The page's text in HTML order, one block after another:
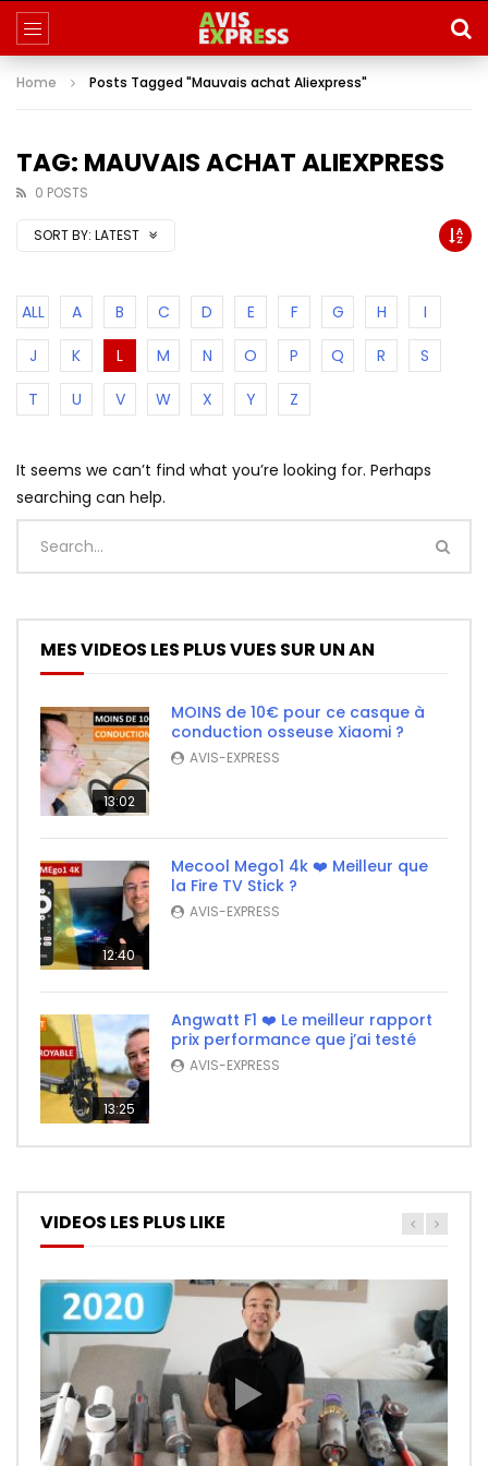
Home Posts Tagged "Mauvais achat Aliexpress"
TAG: MAUVAIS ACHAT ALIEXPRESS
0 POSTS
SORT BY: LATEST
ALL A B C D E F G H
I
J
K L M N O P Q R
S
T
U V W X Y Z
It seems we can’t find what you’re looking for. Perhaps
searching can help.
MES VIDEOS LES PLUS VUES SUR UN AN
13:02
MOINS de 10€ pour ce casque à
conduction osseuse Xiaomi ?
AVIS-EXPRESS
12:40
Mecool Mego1 4k ❤️ Meilleur que
la Fire TV Stick ?
AVIS-EXPRESS
13:25
Angwatt F1 ❤️ Le meilleur rapport
prix performance que j’ai testé
AVIS-EXPRESS
VIDEOS LES PLUS LIKE